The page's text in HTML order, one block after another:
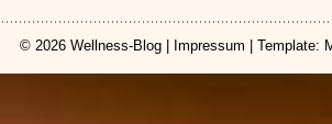
© 2026 Wellness-Blog Impressum | Template: